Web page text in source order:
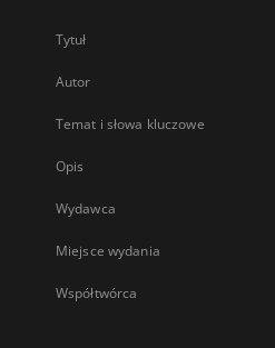
Tytuł
Autor
Temat i słowa kluczowe
Opis
Wydawca
Miejsce wydania
Współtwórca